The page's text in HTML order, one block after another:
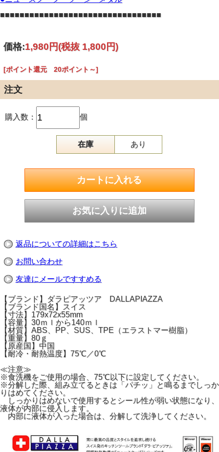
■■■■■■■■■■■■■■■■■■■■■■■■■■■■■■■■■
価格:1,980円(税抜 1,800円)
[ポイント還元 20ポイント～]
注文
購入数： 個
在庫 あり
返品についての詳細はこちら
お問い合わせ
友達にメールですすめる
【ブランド】ダラピアッツア DALLAPIAZZA
【ブランド国名】スイス
【寸法】179x72x55mm
【容量】30ｍｌから140ｍｌ
【材質】ABS、PP、SUS、TPE（エラストマー樹脂）
【重量】80ｇ
【原産国】中国
【耐冷・耐熱温度】75℃／0℃
≪注意≫
※食洗機をご使用の場合、75℃以下に設定してください。
※分解した際、組み立てるときは「パチッ」と鳴るまでしっか
りはめてください。
しっかりはめないで使用するとシール性が弱い状態になり、
液体が内部に侵入します。
内部に液体が入った場合は、分解して洗浄してください。